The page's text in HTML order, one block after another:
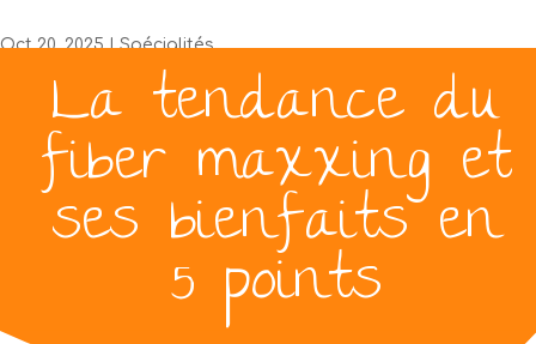
Oct 20, 2025|Spécialités
[Total:0 Average: /5]
La tendance du
fiber maxxing et
ses bienfaits en
5 points